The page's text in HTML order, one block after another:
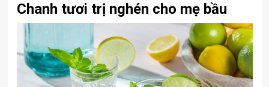
Chanh tươi trị nghén cho mẹ bầu